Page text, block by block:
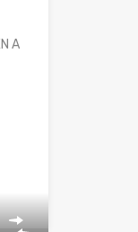
A